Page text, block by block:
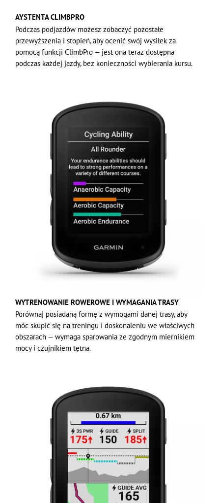
AYSTENTA CLIMBPRO
Podczas podjazdów możesz zobaczyć pozostałe
przewyższenia i stopień, aby ocenić swój wysiłek za
pomocą funkcji ClimbPro — jest ona teraz dostępna
podczas każdej jazdy, bez konieczności wybierania kursu.
WYTRENOWANIE ROWEROWE I WYMAGANIA TRASY
Porównaj posiadaną formę z wymogami danej trasy, aby
móc skupić się na treningu i doskonaleniu we właściwych
obszarach — wymaga sparowania ze zgodnym miernikiem
mocy i czujnikiem tętna.